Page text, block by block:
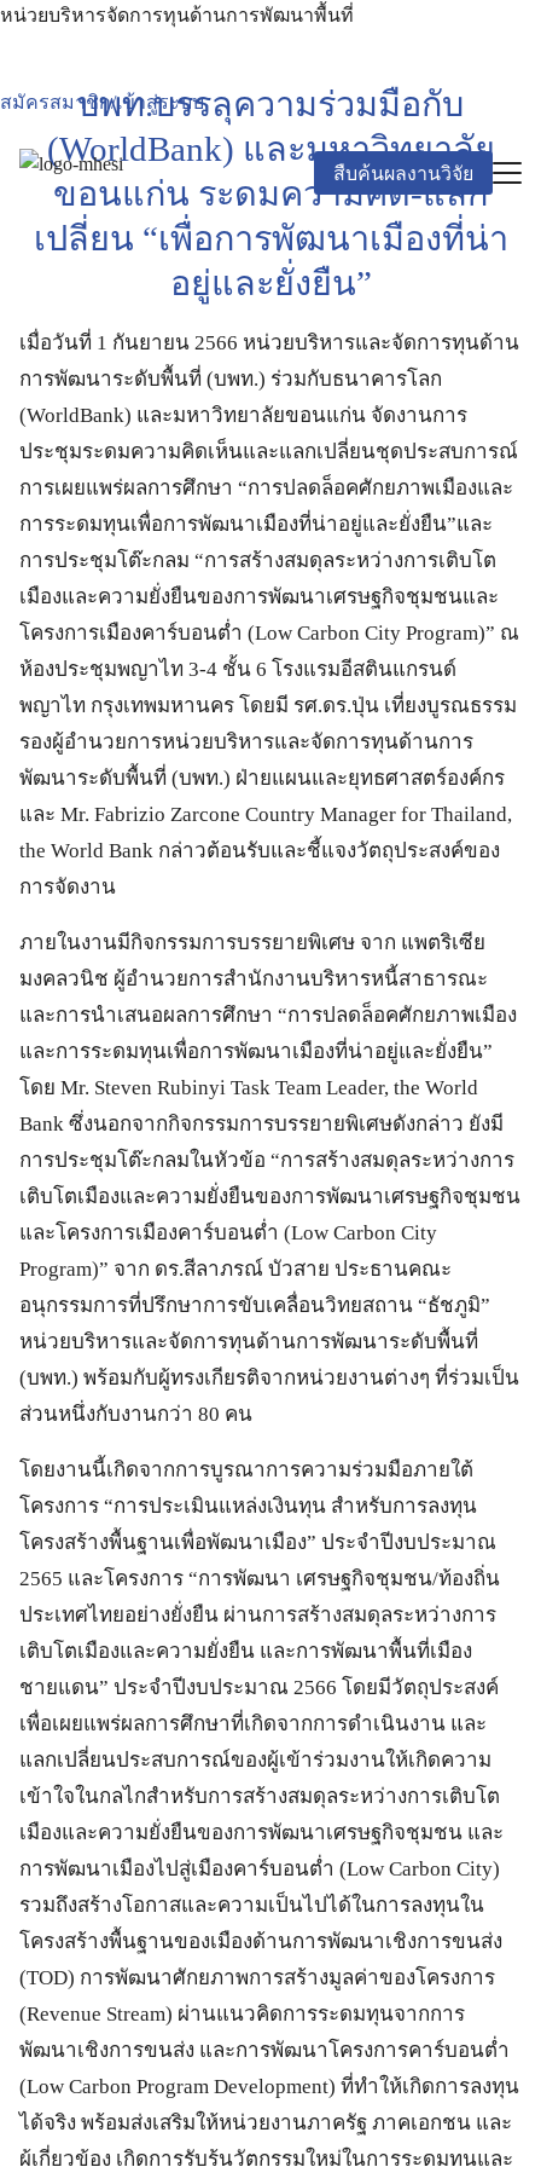
Skip
หน่วยบริหารจัดการทุนด้านการพัฒนาพื้นที่
สมัครสมาชิก/เข้าสู่ระบบ
สืบค้นผลงานวิจัย
for:
บพท.บรรลุความร่วมมือกับ
(WorldBank) และมหาวิทยาลัย
ขอนแก่น ระดมความคิด-แลก
เปลี่ยน “เพื่อการพัฒนาเมืองที่น่า
อยู่และยั่งยืน”
เมื่อวันที่ 1 กันยายน 2566 หน่วยบริหารและจัดการทุนด้าน
การพัฒนาระดับพื้นที่ (บพท.) ร่วมกับธนาคารโลก
(WorldBank) และมหาวิทยาลัยขอนแก่น จัดงานการ
ประชุมระดมความคิดเห็นและแลกเปลี่ยนชุดประสบการณ์
การเผยแพร่ผลการศึกษา “การปลดล็อคศักยภาพเมืองและ
การระดมทุนเพื่อการพัฒนาเมืองที่น่าอยู่และยั่งยืน”และ
การประชุมโต๊ะกลม “การสร้างสมดุลระหว่างการเติบโต
เมืองและความยั่งยืนของการพัฒนาเศรษฐกิจชุมชนและ
โครงการเมืองคาร์บอนต่ำ (Low Carbon City Program)” ณ
ห้องประชุมพญาไท 3-4 ชั้น 6 โรงแรมอีสตินแกรนด์
พญาไท กรุงเทพมหานคร โดยมี รศ.ดร.ปุ่น เที่ยงบูรณธรรม
รองผู้อำนวยการหน่วยบริหารและจัดการทุนด้านการ
พัฒนาระดับพื้นที่ (บพท.) ฝ่ายแผนและยุทธศาสตร์องค์กร
และ Mr. Fabrizio Zarcone Country Manager for Thailand,
the World Bank กล่าวต้อนรับและชี้แจงวัตถุประสงค์ของ
การจัดงาน
ภายในงานมีกิจกรรมการบรรยายพิเศษ จาก แพตริเซีย
มงคลวนิช ผู้อำนวยการสำนักงานบริหารหนี้สาธารณะ
และการนำเสนอผลการศึกษา “การปลดล็อคศักยภาพเมือง
และการระดมทุนเพื่อการพัฒนาเมืองที่น่าอยู่และยั่งยืน”
โดย Mr. Steven Rubinyi Task Team Leader, the World
Bank ซึ่งนอกจากกิจกรรมการบรรยายพิเศษดังกล่าว ยังมี
การประชุมโต๊ะกลมในหัวข้อ “การสร้างสมดุลระหว่างการ
เติบโตเมืองและความยั่งยืนของการพัฒนาเศรษฐกิจชุมชน
และโครงการเมืองคาร์บอนต่ำ (Low Carbon City
Program)” จาก ดร.สีลาภรณ์ บัวสาย ประธานคณะ
อนุกรรมการที่ปรึกษาการขับเคลื่อนวิทยสถาน “ธัชภูมิ”
หน่วยบริหารและจัดการทุนด้านการพัฒนาระดับพื้นที่
(บพท.) พร้อมกับผู้ทรงเกียรติจากหน่วยงานต่างๆ ที่ร่วมเป็น
ส่วนหนึ่งกับงานกว่า 80 คน
โดยงานนี้เกิดจากการบูรณาการความร่วมมือภายใต้
โครงการ “การประเมินแหล่งเงินทุน สำหรับการลงทุน
โครงสร้างพื้นฐานเพื่อพัฒนาเมือง” ประจำปีงบประมาณ
2565 และโครงการ “การพัฒนา เศรษฐกิจชุมชน/ท้องถิ่น
ประเทศไทยอย่างยั่งยืน ผ่านการสร้างสมดุลระหว่างการ
เติบโตเมืองและความยั่งยืน และการพัฒนาพื้นที่เมือง
ชายแดน” ประจำปีงบประมาณ 2566 โดยมีวัตถุประสงค์
เพื่อเผยแพร่ผลการศึกษาที่เกิดจากการดำเนินงาน และ
แลกเปลี่ยนประสบการณ์ของผู้เข้าร่วมงานให้เกิดความ
เข้าใจในกลไกสำหรับการสร้างสมดุลระหว่างการเติบโต
เมืองและความยั่งยืนของการพัฒนาเศรษฐกิจชุมชน และ
การพัฒนาเมืองไปสู่เมืองคาร์บอนต่ำ (Low Carbon City)
รวมถึงสร้างโอกาสและความเป็นไปได้ในการลงทุนใน
โครงสร้างพื้นฐานของเมืองด้านการพัฒนาเชิงการขนส่ง
(TOD) การพัฒนาศักยภาพการสร้างมูลค่าของโครงการ
(Revenue Stream) ผ่านแนวคิดการระดมทุนจากการ
พัฒนาเชิงการขนส่ง และการพัฒนาโครงการคาร์บอนต่ำ
(Low Carbon Program Development) ที่ทำให้เกิดการลงทุน
ได้จริง พร้อมส่งเสริมให้หน่วยงานภาครัฐ ภาคเอกชน และ
ผู้เกี่ยวข้อง เกิดการรับรู้นวัตกรรมใหม่ในการระดมทุนและ